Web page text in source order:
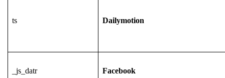
ts Dailymotion
_js_datr Facebook